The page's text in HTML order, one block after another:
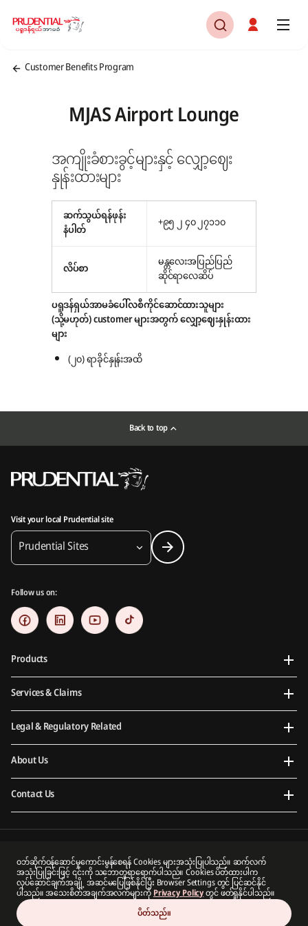
Customer Benefits Program
MJAS Airport Lounge
အကျိုးခံစားခွင့်များနှင့် လျှော့ဈေး
နှုန်းထားများ
ဆက်သွယ်ရန်ဖုန်း
နံပါတ် +၉၅ ၂ ၄၀ ၂၇၁၁၀
လိပ်စာ မန္တလေးအပြည်ပြည်
ဆိုင်ရာလေဆိပ်
ပရူဒန်ရှယ်အာမခံပေါ်လစီကိုင်ဆောင်ထားသူများ
(သို့မဟုတ်) customer များအတွက် လျှော့ဈေးနှုန်းထား
များ
(၂၀) ရာခိုင်နှုန်းအထိ
Back to top
Visit your local Prudential site
Prudential Sites
Follow us on:
Products
Services & Claims
Legal & Regulatory Related
About Us
Contact Us
Prudential Myanmar Life Insurance Limited nor Prudential plc is affiliated in any manner with
Prudential Financial, Inc, a company whose principal place of business is in the United States of
America or with Prudential Assurance Company, a subsidiary of M&G plc, a company incorporated
in the United Kingdom.
Copyright 2026 Prudential Myanmar Life Insurance Limited. All rights reserved.
ဝဘ်ဆိုက်ဝန်ဆောင်မှုကောင်းမွန်စေရန် Cookies များအသုံးပြုပါသည်။ ဆက်လက်
အသုံးပြုခြင်းဖြင့် ၎င်းကို သဘောတူရာရောက်ပါသည်။ Cookies ပိတ်ထားပါက
လုပ်ဆောင်ချက်အချို့ အဆင်မပြေဖြစ်နိုင်ပြီး Browser Settings တွင် ပြင်ဆင်နိုင်
ပါသည်။ အသေးစိတ်အချက်အလက်များကိုPrivacy Policyတွင် ဖတ်ရှုနိုင်ပါသည်။
ပိတ်သည်။